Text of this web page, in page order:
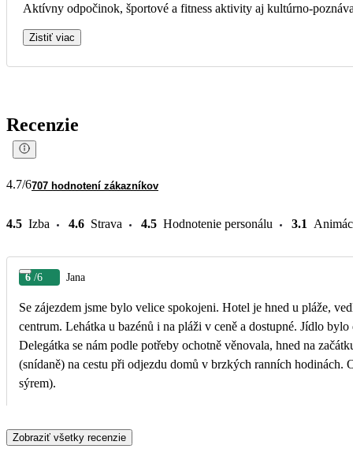
Aktívny odpočinok, športové a fitness aktivity aj kultúrno-
Zistiť viac
Recenzie
4.7/6707 hodnotení zákazníkov
4.5 Izba 4.6 Strava 4.5 Hodnotenie personálu 3.1
6 /6 Jana
Se zájezdem jsme bylo velice spokojeni. Hotel je hned u pláže,
centrum. Lehátka u bazénů i na pláži v ceně a dostupné. Jídlo
Delegátka se nám podle potřeby ochotně věnovala, hned na
(snídaně) na cestu při odjezdu domů v brzkých ranních
sýrem).
Zobraziť všetky recenzie